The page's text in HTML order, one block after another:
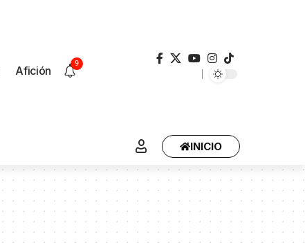
Afición
9
INICIO